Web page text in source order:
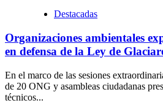
Destacadas
Organizaciones ambientales
en defensa de la Ley de
En el marco de las sesiones
de 20 ONG y asambleas ciudadanas
técnicos...